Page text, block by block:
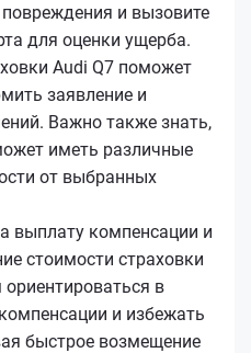
и вызовите
для оценки ущерба.
Audi Q7 поможет
заявление и
Важно также знать,
иметь различные
от выбранных
выплату компенсации и
стоимости страховки
в
и избежать
быстрое возмещение